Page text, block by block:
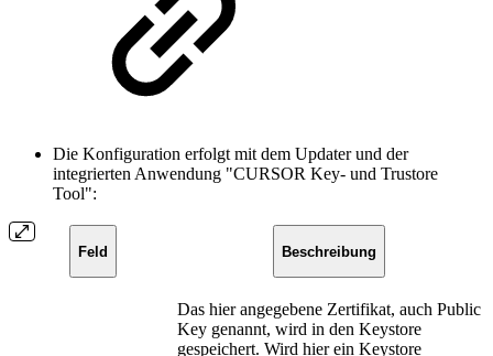
Die Konfiguration erfolgt mit dem Updater und der
integrierten Anwendung "CURSOR Key- und Trustore
Tool":
Feld Beschreibung
Das hier angegebene Zertifikat, auch Public
Key genannt, wird in den Keystore
gespeichert. Wird hier ein Keystore